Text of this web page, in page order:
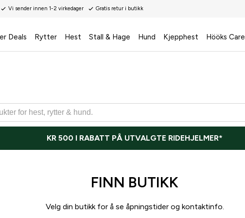
Vi sender innen 1-2 virkedager Gratis retur i butikk
Deals Rytter Hest Stall & Hage Hund Kjepphest Hööks Care
KR 500 I RABATT PÅ UTVALGTE RIDEHJELMER*
FINN BUTIKK
Velg din butikk for å se åpningstider og kontaktinfo.